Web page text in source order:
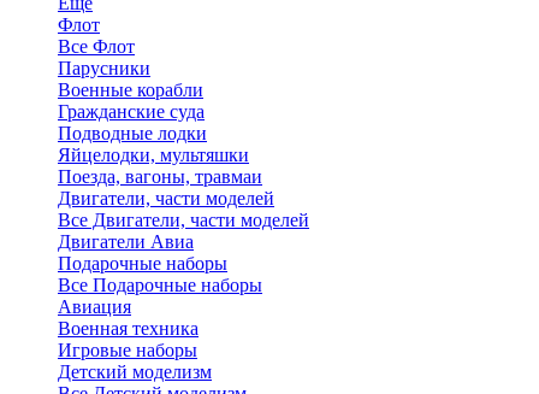
Флот
Все Флот
Парусники
Военные корабли
Гражданские суда
Подводные лодки
Яйцелодки, мультяшки
Поезда, вагоны, травмаи
Двигатели, части моделей
Все Двигатели, части моделей
Двигатели Авиа
Подарочные наборы
Все Подарочные наборы
Авиация
Военная техника
Игровые наборы
Детский моделизм